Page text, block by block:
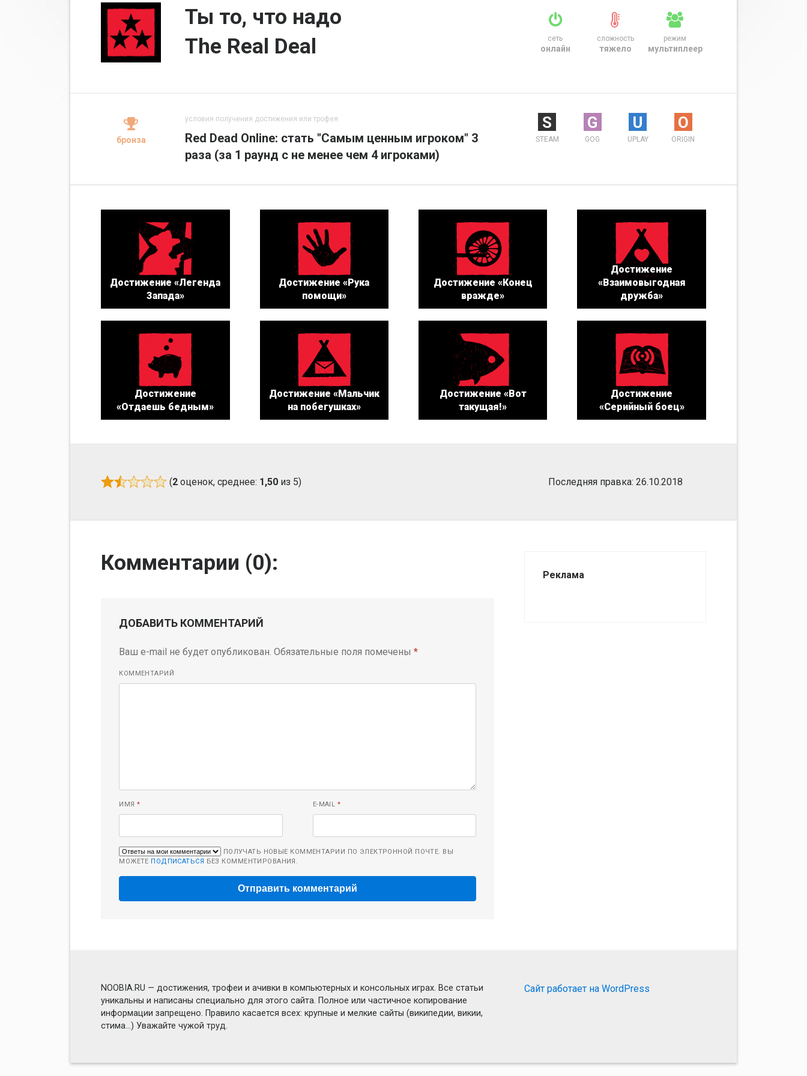
Ты то, что надо
The Real Deal
сеть
онлайн
сложность
тяжело
режим
мультиплеер
бронза
условия получения достижения или трофея
Red Dead Online: стать "Самым ценным игроком" 3
раза (за 1 раунд с не менее чем 4 игроками)
S
STEAM
G
GOG
U
UPLAY
O
ORIGIN
Достижение «Легенда
Запада»
Достижение «Рука
помощи»
Достижение «Конец
вражде»
Достижение
«Взаимовыгодная
дружба»
Достижение
«Отдаешь бедным»
Достижение «Мальчик
на побегушках»
Достижение «Вот
такущая!»
Достижение
«Серийный боец»
(2 оценок, среднее: 1,50 из 5) Последняя правка: 26.10.2018
Комментарии (0):
ДОБАВИТЬ КОММЕНТАРИЙ
Ваш e-mail не будет опубликован. Обязательные поля помечены*
КОММЕНТАРИЙ
ИМЯ * E-MAIL *
ПОЛУЧАТЬ НОВЫЕ КОММЕНТАРИИ ПО ЭЛЕКТРОННОЙ ПОЧТЕ. ВЫ
МОЖЕТЕ ПОДПИСАТЬСЯ БЕЗ КОММЕНТИРОВАНИЯ.
Реклама
NOOBIA.RU — достижения, трофеи и ачивки в компьютерных и консольных играх. Все статьи
уникальны и написаны специально для этого сайта. Полное или частичное копирование
информации запрещено. Правило касается всех: крупные и мелкие сайты (википедии, викии,
стима...) Уважайте чужой труд.
Сайт работает на WordPress